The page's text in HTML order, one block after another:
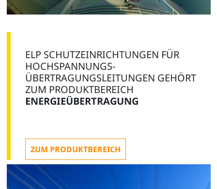
ELP SCHUTZEINRICHTUNGEN FÜR
HOCHSPANNUNGS-
ÜBERTRAGUNGSLEITUNGEN GEHÖRT
ZUM PRODUKTBEREICH
ENERGIEÜBERTRAGUNG
ZUM PRODUKTBEREICH